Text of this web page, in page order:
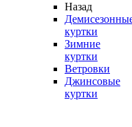
Назад
куртки
Зимние
куртки
Ветровки
Джинсовые
куртки